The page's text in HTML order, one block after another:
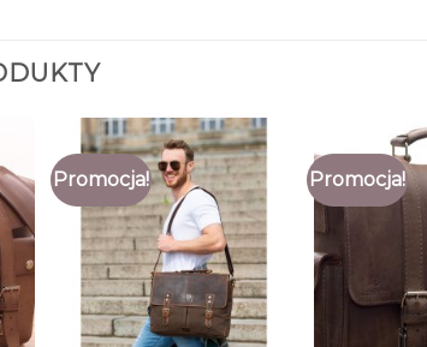
Promocja! Promocja!